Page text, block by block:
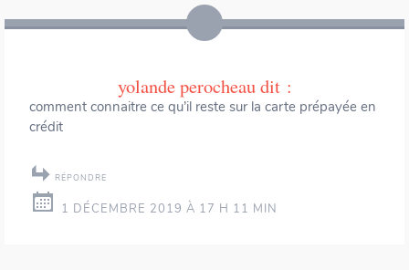
yolande perocheaudit :
comment connaitre ce qu’il reste sur la carte prépayée en
crédit
RÉPONDRE
1 DÉCEMBRE 2019 À 17 H 11 MIN